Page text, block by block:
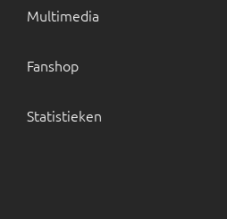
Multimedia
Fanshop
Statistieken